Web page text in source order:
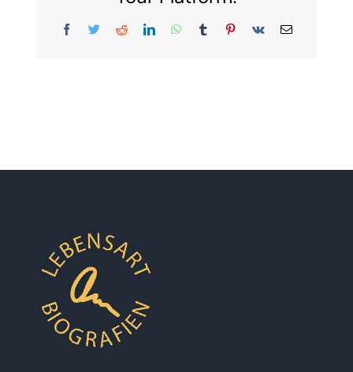
Facebook
TwitterRedditLinkedInWhatsApp
TumblrPinterest
Vk
E-